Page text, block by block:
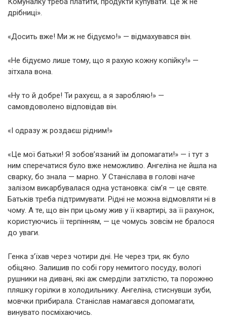
дрібниці».
«Досить вже! Ми ж не бідуємо!» — відмахувався він.
«Не бідуємо лише тому, що я рахую кожну копійку!» —
зітхала вона.
«Ну то й добре! Ти рахуєш, а я заробляю!» —
самовдоволено відповідав він.
«І одразу ж роздаєш рідним!»
«Це мої батьки! Я зобов’язаний їм допомагати!» — і тут з
ним сперечатися було вже неможливо. Ангеліна не йшла на
сварку, бо знала — марно. У Станіслава в голові наче
залізом викарбувалася одна установка: сім’я — це святе.
Батьків треба підтримувати. Рідні не можна відмовляти ні в
чому. А те, що він при цьому жив у її квартирі, за її рахунок,
користуючись її терпінням, — це чомусь зовсім не бралося
до уваги.
Генка з’їхав через чотири дні. Не через три, як було
обіцяно. Залишив по собі гору немитого посуду, вологі
рушники на дивані, які аж смерділи затхлістю, та порожню
пляшку горілки в холодильнику. Ангеліна, стиснувши зуби,
мовчки прибирала. Станіслав намагався допомагати,
винувато посміхаючись.